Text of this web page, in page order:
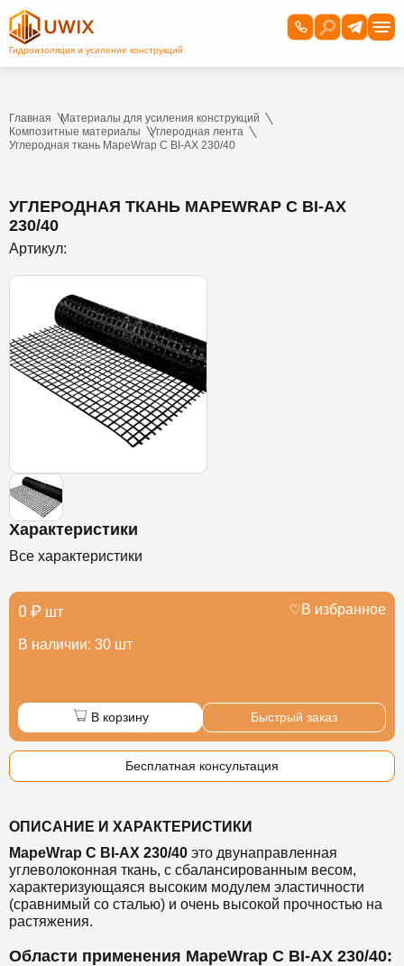
Главная
Материалы для усиления конструкций
Композитные материалы
Углеродная лента
Углеродная ткань MapeWrap C BI-AX 230/40
УГЛЕРОДНАЯ ТКАНЬ MAPEWRAP C BI-AX
230/40
Артикул:
Характеристики
Все характеристики
0 ₽ шт
В наличии: 30 шт
В избранное
В корзину Быстрый заказ
Бесплатная консультация
ОПИСАНИЕ И ХАРАКТЕРИСТИКИ
MapeWrap C BI-AX 230/40 это двунаправленная
углеволоконная ткань, с сбалансированным весом,
характеризующаяся высоким модулем эластичности
(сравнимый со сталью) и очень высокой прочностью на
растяжения.
Области применения MapeWrap C BI-AX 230/40: